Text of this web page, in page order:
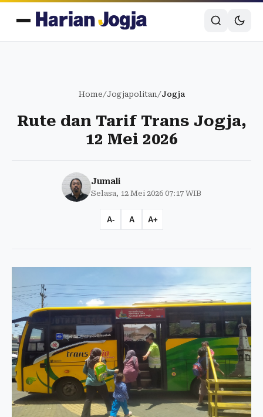
Home/Jogjapolitan/Jogja
Rute dan Tarif Trans Jogja,
12 Mei 2026
Jumali
Selasa, 12 Mei 2026 07:17 WIB
A- A A+